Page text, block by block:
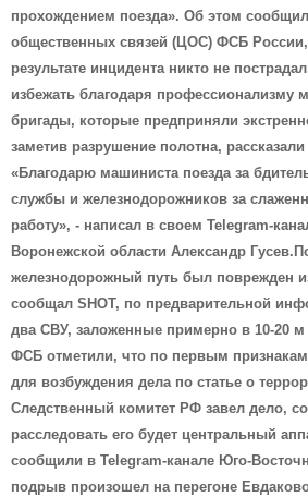
прохождением поезда». Об этом
общественных связей (ЦОС) ФСБ
результате инцидента никто не
избежать благодаря профессионализму
бригады, которые предприняли
заметив разрушение полотна,
«Благодарю машиниста поезда за
службы и железнодорожников за
работу», - написал в своем Telegram-
Воронежской области Александр
железнодорожный путь был поврежден
сообщал SHOT, по предварительной
два СВУ, заложенные примерно в 10-20
ФСБ отметили, что по первым признакам
для возбуждения дела по статье о
Следственный комитет РФ завел дело,
расследовать его будет центральный
сообщили в Telegram-канале Юго-
подрыв произошел на перегоне